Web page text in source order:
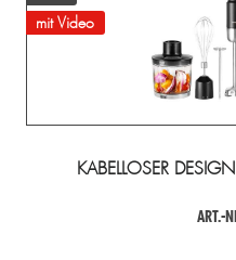
mit Video
KABELLOSER
ART.-